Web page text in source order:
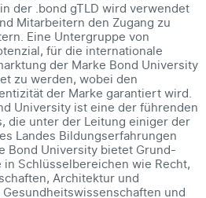
der .bond gTLD wird verwendet
Mitarbeitern den Zugang zu
Eine Untergruppe von
für die internationale
der Marke Bond University
zu werden, wobei den
der Marke garantiert wird.
University ist eine der führenden
die unter der Leitung einiger der
Landes Bildungserfahrungen
Bond University bietet Grund-
Schlüsselbereichen wie Recht,
Architektur und
und